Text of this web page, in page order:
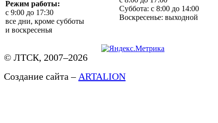
Режим работы:
с 9:00 до 17:30
все дни, кроме субботы
и воскресенья
Суббота: с 8:00 до 14:00
Воскресенье: выходной
© ЛТСК, 2007–2026
Создание сайта – ARTALION